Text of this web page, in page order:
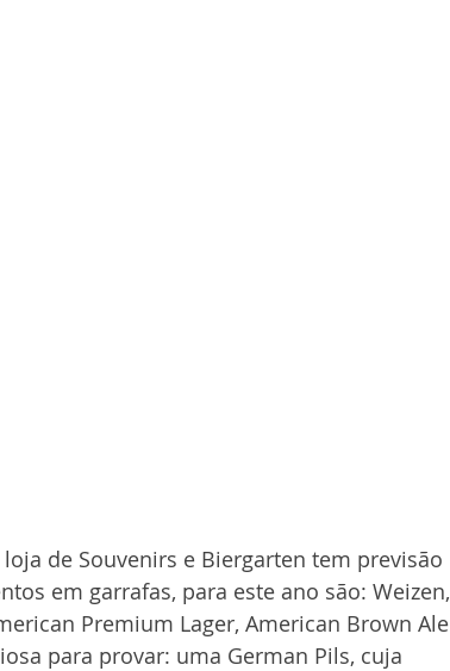
de Souvenirs e Biergarten tem previsão
em garrafas, para este ano são: Weizen,
Premium Lager, American Brown Ale
para provar: uma German Pils, cuja